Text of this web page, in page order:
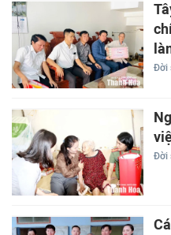
Đời
Đời